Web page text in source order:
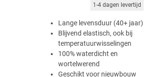
1-4 dagen levertijd
Lange levensduur (40+ jaar)
Blijvend elastisch, ook bij
temperatuurwisselingen
100% waterdicht en
wortelwerend
Geschikt voor nieuwbouw